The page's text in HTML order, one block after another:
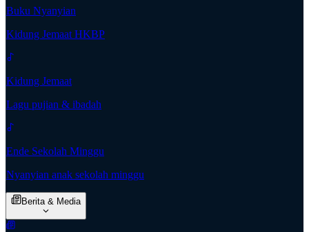
Buku Nyanyian
Kidung Jemaat HKBP
Kidung Jemaat
Lagu pujian & ibadah
Ende Sekolah Minggu
Nyanyian anak sekolah minggu
Berita & Media